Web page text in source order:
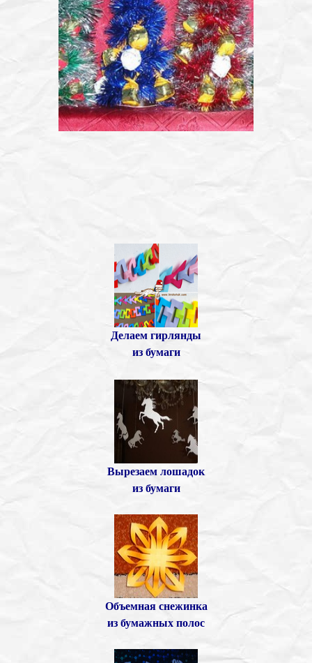
Делаем гирлянды
из бумаги
Вырезаем лошадок
из бумаги
Объемная снежинка
из бумажных полос